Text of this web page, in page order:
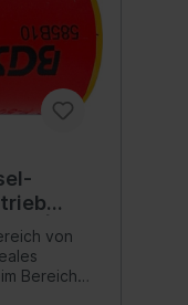
| SW
von
Bereich